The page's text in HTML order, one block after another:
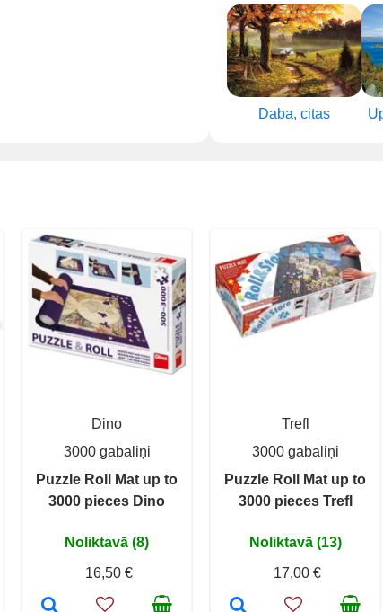
Daba, citas
Dino
3000 gabaliņi
Puzzle Roll Mat up to
3000 pieces Dino
Noliktavā (8)
16,50 €
Trefl
3000 gabaliņi
Puzzle Roll Mat up to
3000 pieces Trefl
Noliktavā (13)
17,00 €